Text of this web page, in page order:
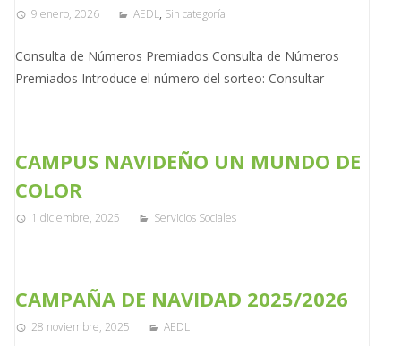
9 enero, 2026 AEDL, Sin categoría
Consulta de Números Premiados Consulta de Números
Premiados Introduce el número del sorteo: Consultar
CAMPUS NAVIDEÑO UN MUNDO DE
COLOR
1 diciembre, 2025 Servicios Sociales
CAMPAÑA DE NAVIDAD 2025/2026
28 noviembre, 2025 AEDL